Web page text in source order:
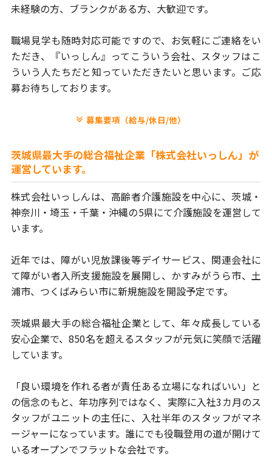
未経験の方、ブランクがある方、大歓迎です。
職場見学も随時対応可能ですので、お気軽にご連絡をい
ただき、
『いっしん』ってこういう会社、スタッフはこ
ういう人たちだと知っていただきたいと思います。ご応
募お待ちしております。
募集要項（給与/休日/他）
茨城県最大手の総合福祉企業「株式会社いっしん」が
運営しています。
株式会社いっしんは、高齢者介護施設を中心に、茨城・
神奈川・埼玉・ 千葉・沖縄の5県にて介護施設を運営して
います。
近年では、障がい児放課後等デイサービス、関連会社に
て障がい者入所支援施設を展開し、かすみがうら市、土
浦市、つくばみらい市に新規施設を開設予定です。
茨城県最大手の総合福祉企業として、年々成長している
安心企業で、850名を超えるスタッフが元気に笑顔で活躍
しています。
「良い環境を作れる者が責任ある立場になればいい」と
の信念のもと、年功序列ではなく、実際に入社3カ月のス
タッフがユニットの主任に、
入社半年のスタッフがマネ
ージャーになっています。 誰にでも役職登用の道が開けて
いるオープンでフラットな会社です。